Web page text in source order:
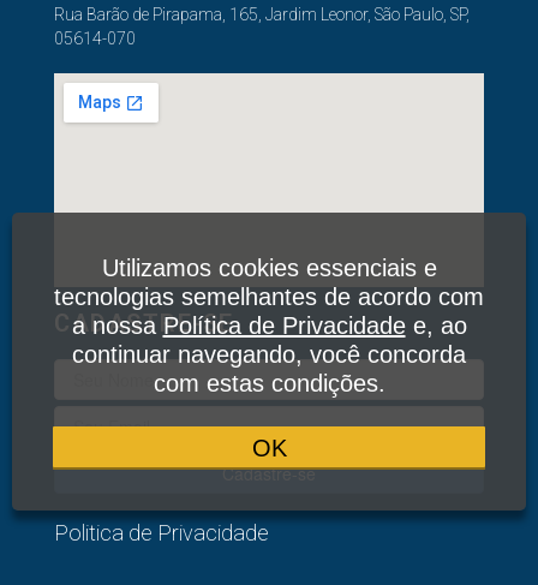
Rua Barão de Pirapama, 165, Jardim Leonor, São Paulo, SP,
05614-070
CADASTRE-SE
Cadastre-se
Politica de Privacidade
Utilizamos cookies essenciais e
tecnologias semelhantes de acordo com
a nossaPolítica de Privacidadee, ao
continuar navegando, você concorda
com estas condições.
OK